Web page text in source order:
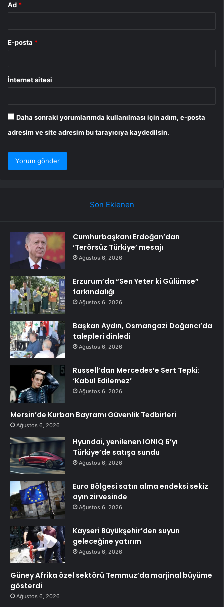
Ad *
E-posta *
İnternet sitesi
Daha sonraki yorumlarımda kullanılması için adım, e-posta
adresim ve site adresim bu tarayıcıya kaydedilsin.
Son Eklenen
Cumhurbaşkanı Erdoğan’dan
‘Terörsüz Türkiye’ mesajı
Ağustos 6, 2026
Erzurum’da “Sen Yeter ki Gülümse”
farkındalığı
Ağustos 6, 2026
Başkan Aydın, Osmangazi Doğancı’da
talepleri dinledi
Ağustos 6, 2026
Russell’dan Mercedes’e Sert Tepki:
‘Kabul Edilemez’
Ağustos 6, 2026
Mersin’de Kurban Bayramı Güvenlik Tedbirleri
Ağustos 6, 2026
Hyundai, yenilenen IONIQ 6’yı
Türkiye’de satışa sundu
Ağustos 6, 2026
Euro Bölgesi satın alma endeksi sekiz
ayın zirvesinde
Ağustos 6, 2026
Kayseri Büyükşehir’den suyun
geleceğine yatırım
Ağustos 6, 2026
Güney Afrika özel sektörü Temmuz’da marjinal büyüme
gösterdi
Ağustos 6, 2026